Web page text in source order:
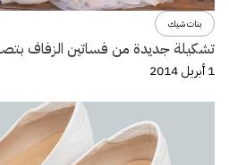
بنات شيك
تشكيلة جديدة من فساتين الزفاف
1 أبريل 2014